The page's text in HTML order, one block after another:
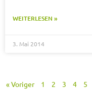
WEITERLESEN »
3. Mai 2014
« Voriger 1 2 3 4 5